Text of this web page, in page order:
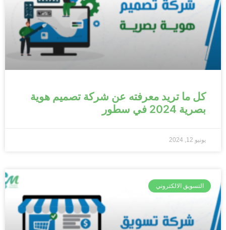
كل ما تريد معرفته عن شركة تصميم هوية
بصرية 2024 في سطور
يونيو 12, 2024
التسويق الالكتروني